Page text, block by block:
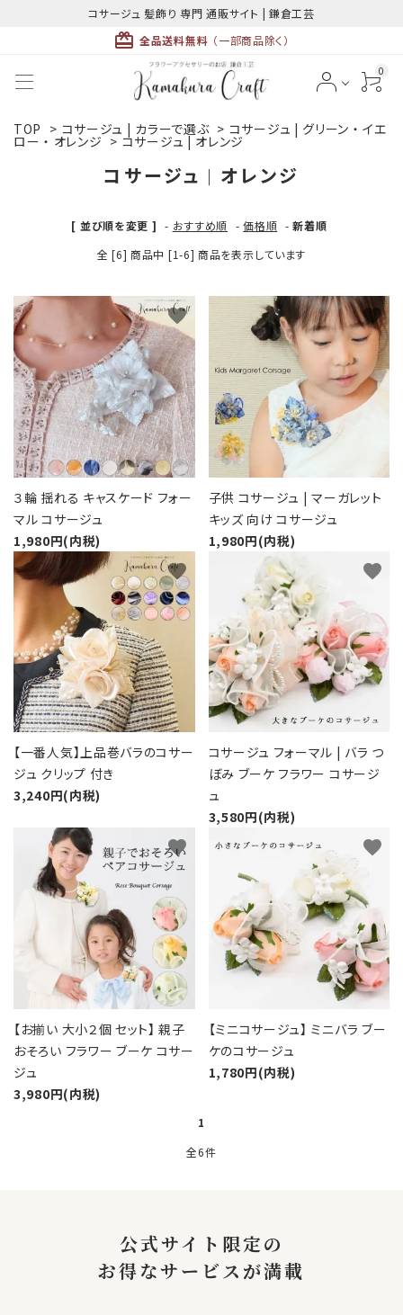
コサージュ 髪飾り 専門 通販サイト | 鎌倉工芸
card_giftcard 全品送料無料 （一部商品除く）
0
ACCOUNT MENU
ようこそ ゲスト 様
最近チェックした商品
カテゴリーから探す
コサージュの色から探す
和装髪飾りの色から探す
シーンから探す
コンテンツ
TOP > コサージュ | カラーで選ぶ > コサージュ | グリーン ・ イエ
ロー ・ オレンジ > コサージュ | オレンジ
コサージュ | オレンジ
[ 並び順を変更 ] - おすすめ順 -価格順 -新着順
全 [6] 商品中 [1-6] 商品を表示しています
３輪 揺れる キャスケード フォー
マル コサージュ
1,980円(内税)
favorite
子供 コサージュ | マーガレット
キッズ 向け コサージュ
1,980円(内税)
favorite
【一番人気】上品巻バラのコサー
ジュ クリップ 付き
3,240円(内税)
favorite
コサージュ フォーマル | バラ つ
ぼみ ブーケ フラワー コサージ
ュ
3,580円(内税)
favorite
【お揃い 大小２個 セット】 親子
おそろい フラワー ブーケ コサー
ジュ
3,980円(内税)
favorite
【ミニコサージュ】 ミニバラ ブー
ケのコサージュ
1,780円(内税)
favorite
1
全6件
公式サイト限定の
お得なサービスが満載